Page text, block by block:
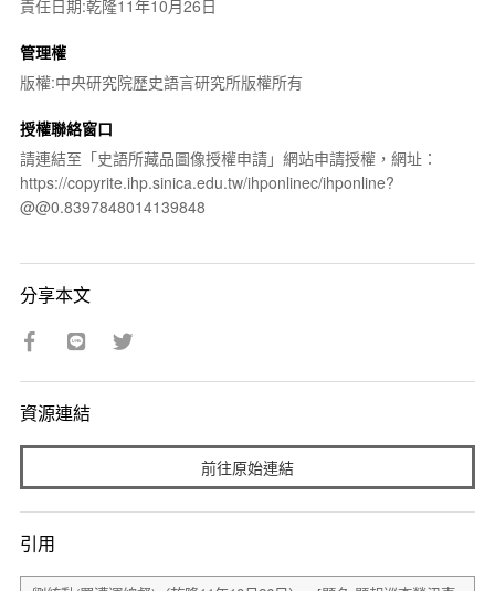
責任日期:乾隆11年10月26日
管理權
版權:中央研究院歷史語言研究所版權所有
授權聯絡窗口
請連結至「史語所藏品圖像授權申請」網站申請授權，網址：
https://copyrite.ihp.sinica.edu.tw/ihponlinec/ihponline?
@@0.8397848014139848
分享本文
資源連結
前往原始連結
引用